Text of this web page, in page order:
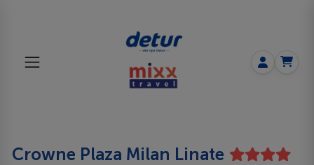
Crowne Plaza Milan Linate